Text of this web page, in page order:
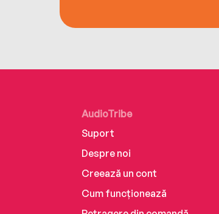
AudioTribe
Suport
Despre noi
Creează un cont
Cum funcționează